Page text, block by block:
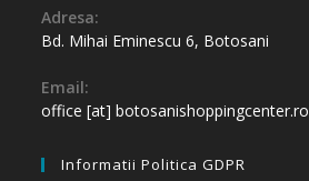
Adresa:
Bd. Mihai Eminescu 6, Botosani
Email:
office [at] botosanishoppingcenter.ro
Informatii Politica GDPR